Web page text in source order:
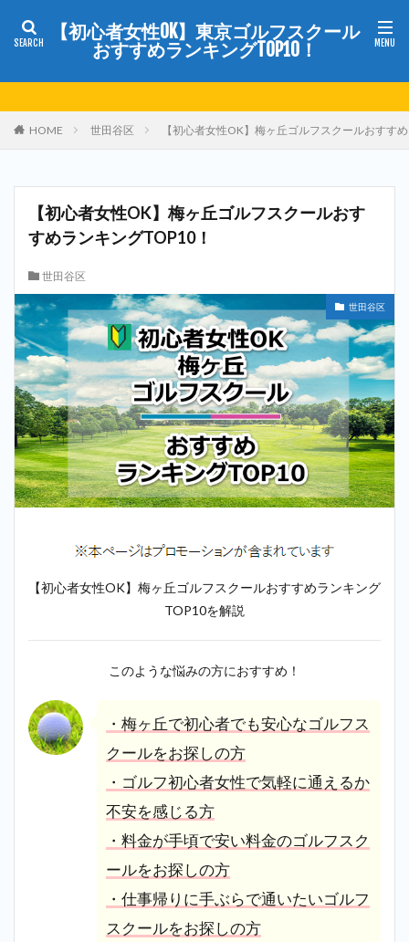
【初心者女性OK】東京ゴルフスクール
おすすめランキングTOP10！
HOME 世田谷区 【初心者女性OK】梅ヶ丘ゴルフスクールおすす
【初心者女性OK】梅ヶ丘ゴルフスクールおす
すめランキングTOP10！
世田谷区
世田谷区
【初心者女性OK】梅ヶ丘ゴルフスクールおすすめランキング
TOP10を解説
このような悩みの方におすすめ！
・梅ヶ丘で初心者でも安心なゴルフス
クールをお探しの方
・ゴルフ初心者女性で気軽に通えるか
不安を感じる方
・料金が手頃で安い料金のゴルフスク
ールをお探しの方
・仕事帰りに手ぶらで通いたいゴルフ
スクールをお探しの方